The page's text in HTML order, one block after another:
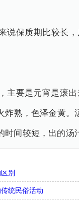
说保质期比较长
主要是元宵是滚
熟，色泽金黄。
间较短，出的汤
别
统民俗活动